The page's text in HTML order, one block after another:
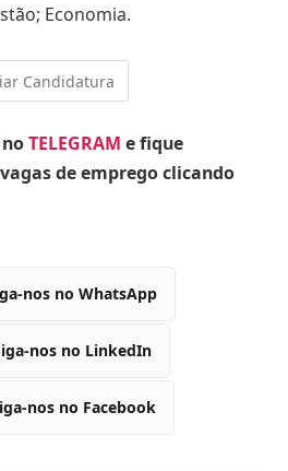
Economia.
TELEGRAM e fique
de emprego clicando
nos no WhatsApp
nos no LinkedIn
nos no Facebook